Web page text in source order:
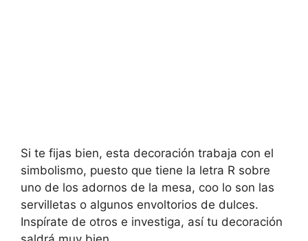
Si te fijas bien, esta decoración trabaja con el
simbolismo, puesto que tiene la letra R sobre
uno de los adornos de la mesa, coo lo son las
servilletas o algunos envoltorios de dulces.
Inspírate de otros e investiga, así tu decoración